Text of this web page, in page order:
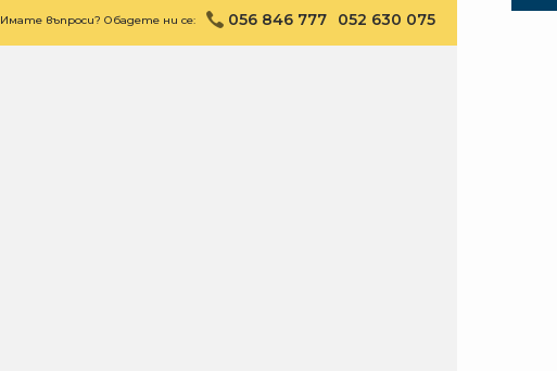
Имате въпроси? Обадете ни се: 056 846 777 052 630 075